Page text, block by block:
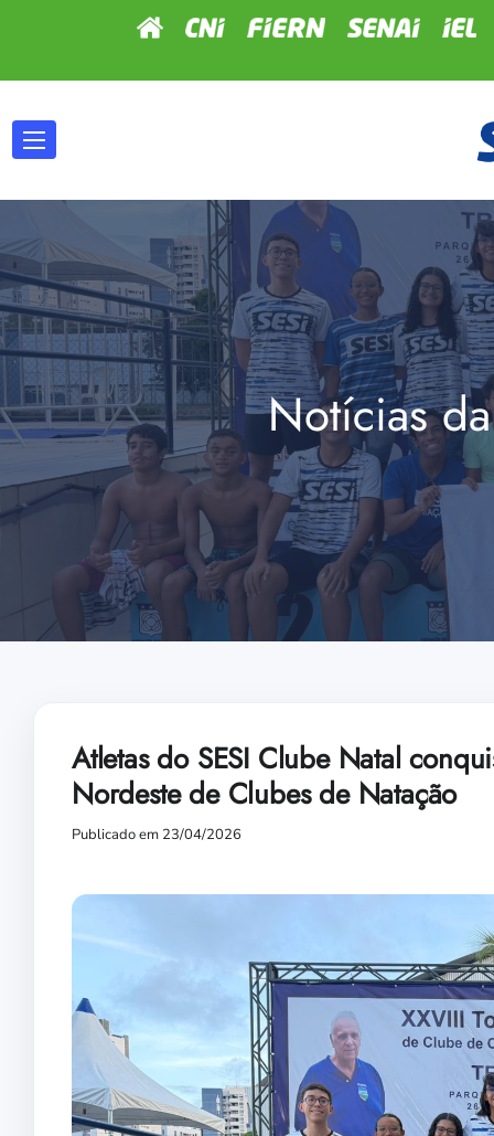
Notícias
Atletas do SESI Clube Natal
Nordeste de Clubes de Natação
Publicado em 23/04/2026